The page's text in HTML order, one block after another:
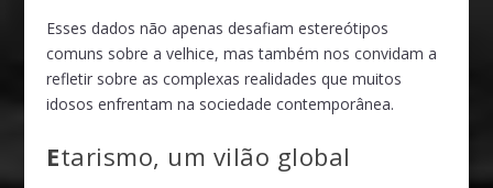
Esses dados não apenas desafiam estereótipos
comuns sobre a velhice, mas também nos convidam a
refletir sobre as complexas realidades que muitos
idosos enfrentam na sociedade contemporânea.
Etarismo, um vilão global